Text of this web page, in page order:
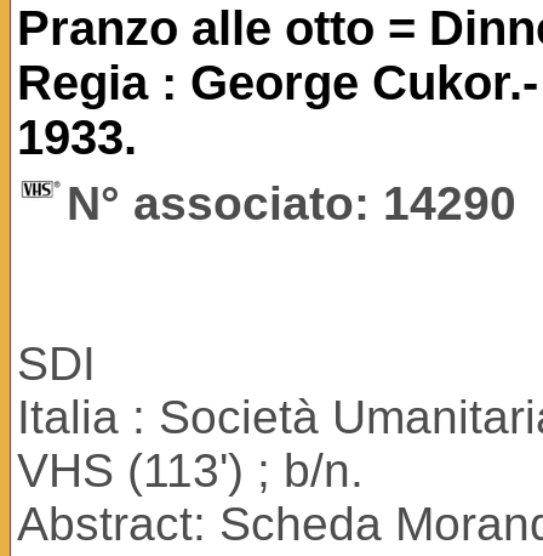
Pranzo alle otto =
Regia : George
1933.
N° associato: 14290
SDI
Italia : Società
VHS (113') ; b/n.
Abstract: Scheda